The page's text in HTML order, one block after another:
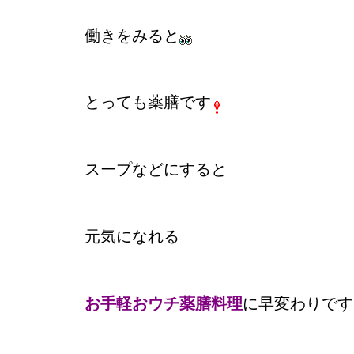
働きをみると
とっても薬膳です
スープなどにすると
元気になれる
お手軽おウチ薬膳料理に早変わりで